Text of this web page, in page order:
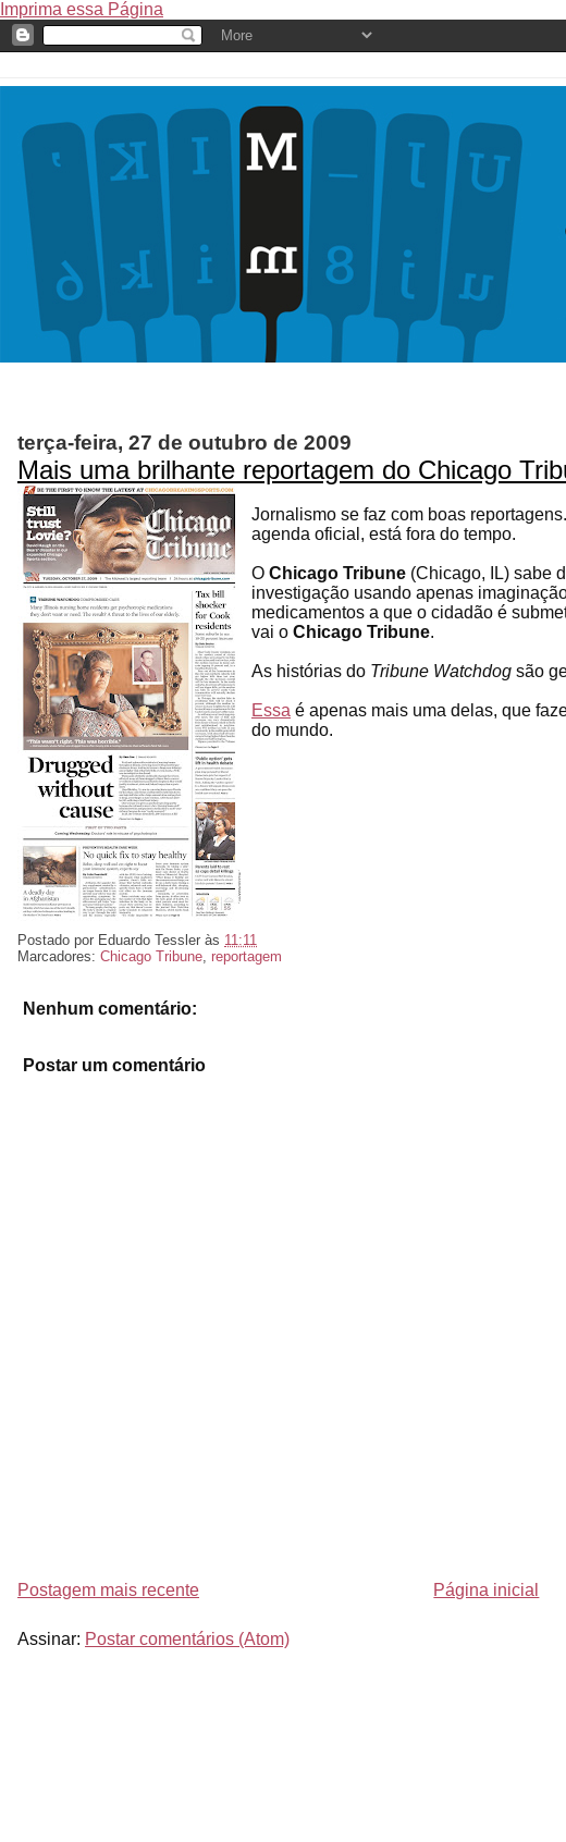
Imprima essa Página
terça-feira, 27 de outubro de 2009
Mais uma brilhante reportagem do Chicago
Jornalismo se faz com boas
agenda oficial, está fora do tempo.
O Chicago Tribune (Chicago, IL) sabe
investigação usando apenas
medicamentos a que o cidadão é
vai o Chicago Tribune.
As histórias do Tribune Watchdog são
Essa é apenas mais uma delas, que
do mundo.
Postado por Eduardo Tessler às 11:11
Marcadores: Chicago Tribune reportagem
Nenhum comentário:
Postar um comentário
Postagem mais recente Página inicial
Assinar: Postar comentários (Atom)